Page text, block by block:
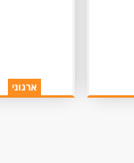
ארגוני